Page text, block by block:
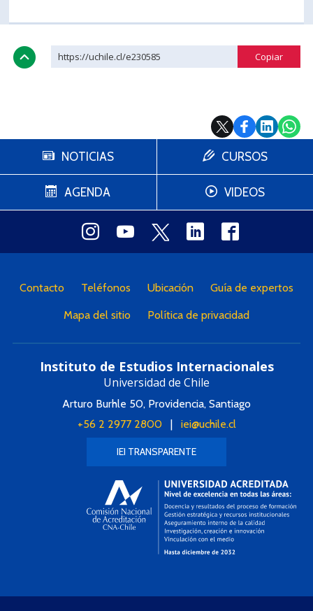
https://uchile.cl/e230585
NOTICIAS
AGENDA
CURSOS
VIDEOS
Contacto Teléfonos Ubicación Guía de expertos
Mapa del sitio Política de privacidad
Instituto de Estudios Internacionales
Universidad de Chile
Arturo Burhle 50, Providencia, Santiago
+56 2 2977 2800| iei@uchile.cl
IEI TRANSPARENTE